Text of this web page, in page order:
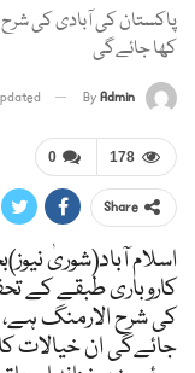
پاکستان کی آبادی کی
کھا جائےگی
ByAdmin
0 178
Share
اسلام آباد(شوریٰ
کاروباری طبقے کے
کی شرح الارمنگ ہے،
جائےگی ان خیالات